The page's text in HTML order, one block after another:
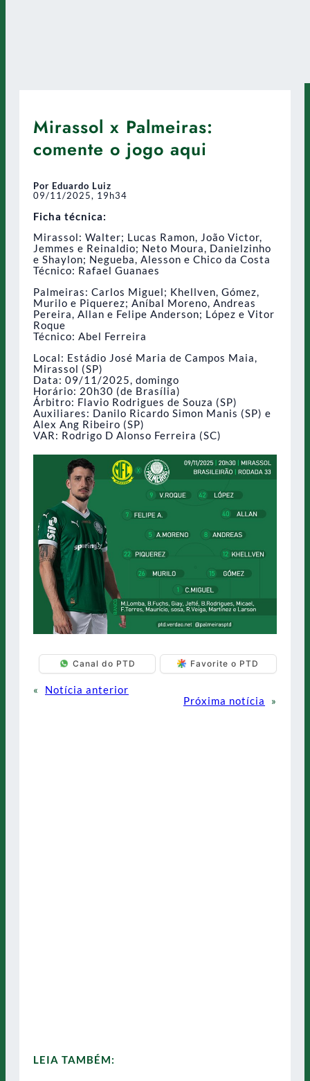
Mirassol x Palmeiras:
comente o jogo aqui
Por Eduardo Luiz
09/11/2025, 19h34
Ficha técnica:
Mirassol: Walter; Lucas Ramon, João Victor,
Jemmes e Reinaldio; Neto Moura, Danielzinho
e Shaylon; Negueba, Alesson e Chico da Costa
Técnico: Rafael Guanaes
Palmeiras: Carlos Miguel; Khellven, Gómez,
Murilo e Piquerez; Aníbal Moreno, Andreas
Pereira, Allan e Felipe Anderson; López e Vitor
Roque
Técnico: Abel Ferreira
Local: Estádio José Maria de Campos Maia,
Mirassol (SP)
Data: 09/11/2025, domingo
Horário: 20h30 (de Brasília)
Árbitro: Flavio Rodrigues de Souza (SP)
Auxiliares: Danilo Ricardo Simon Manis (SP) e
Alex Ang Ribeiro (SP)
VAR: Rodrigo D Alonso Ferreira (SC)
Canal do PTD Favorite o PTD
«
Notícia anterior
Próxima notícia
»
LEIA TAMBÉM: